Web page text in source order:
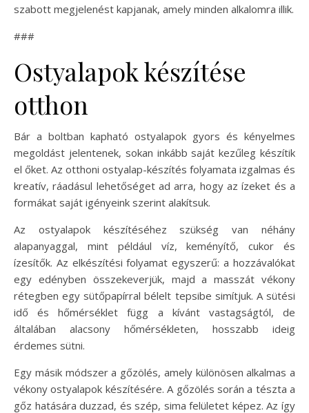
szabott megjelenést kapjanak, amely minden alkalomra illik.
###
Ostyalapok készítése
otthon
Bár a boltban kapható ostyalapok gyors és kényelmes
megoldást jelentenek, sokan inkább saját kezűleg készítik
el őket. Az otthoni ostyalap-készítés folyamata izgalmas és
kreatív, ráadásul lehetőséget ad arra, hogy az ízeket és a
formákat saját igényeink szerint alakítsuk.
Az ostyalapok készítéséhez szükség van néhány
alapanyaggal, mint például víz, keményítő, cukor és
ízesítők. Az elkészítési folyamat egyszerű: a hozzávalókat
egy edényben összekeverjük, majd a masszát vékony
rétegben egy sütőpapírral bélelt tepsibe simítjuk. A sütési
idő és hőmérséklet függ a kívánt vastagságtól, de
általában alacsony hőmérsékleten, hosszabb ideig
érdemes sütni.
Egy másik módszer a gőzölés, amely különösen alkalmas a
vékony ostyalapok készítésére. A gőzölés során a tészta a
gőz hatására duzzad, és szép, sima felületet képez. Az így